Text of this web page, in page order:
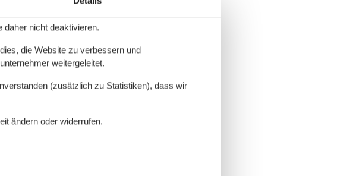
wurden
schönen
82 m²)
Wohnung
und
große
und
Es
daher nicht deaktivieren.
die Website zu verbessern und
weitergeleitet.
(zusätzlich zu Statistiken), dass wir
ändern oder widerrufen.